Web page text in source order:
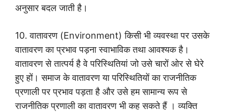
अनुसार बदल जाती है।
10. वातावरण (Environment) किसी भी व्यवस्था पर उसके
वातावरण का प्रभाव पड़ना स्वाभाविक तथा आवश्यक है।
वातावरण से तात्पर्य है वे परिस्थितियां जो उसे चारों ओर से घेरे
हुए हों। समाज के वातावरण या परिस्थितियों का राजनीतिक
प्रणाली पर प्रभाव पड़ता है और उसे हम सामान्य रूप से
राजनीतिक प्रणाली का वातावरण भी कह सकते हैं । व्यक्ति